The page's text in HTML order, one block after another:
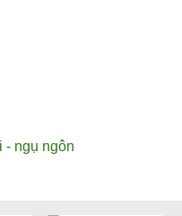
- ngụ ngôn